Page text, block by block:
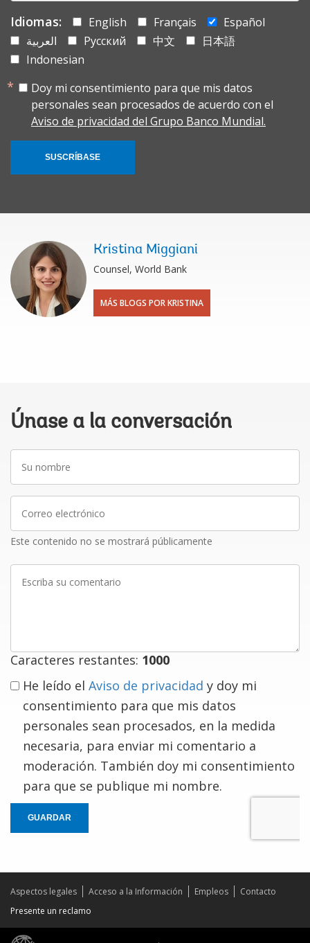
Idiomas: English Français
Español
العربية
Русский 中文
日本語
Indonesian
Doy mi consentimiento para que mis datos
personales sean procesados de acuerdo con el
Aviso de privacidad del Grupo Banco Mundial.
SUSCRÍBASE
Kristina Miggiani
Counsel, World Bank
MÁS BLOGS POR KRISTINA
Únase a la conversación
nombre
electrónico
Este contenido no se mostrará públicamente
Caracteres restantes: 1000
He leído el Aviso de privacidad y doy mi
consentimiento para que mis datos
personales sean procesados, en la medida
necesaria, para enviar mi comentario a
moderación. También doy mi consentimiento
para que se publique mi nombre.
GUARDAR
Aspectos legales Acceso a la Información Empleos
Contacto
Presente un reclamo